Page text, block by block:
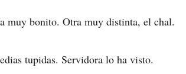
muy bonito. Otra muy distinta, el chal.
tupidas. Servidora lo ha visto.